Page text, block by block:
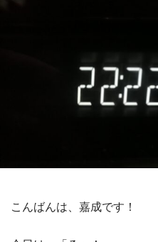
こんばんは、嘉成です！